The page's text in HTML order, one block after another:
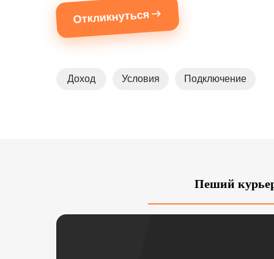
Откликнуться
Доход Условия Подключение
Пеший